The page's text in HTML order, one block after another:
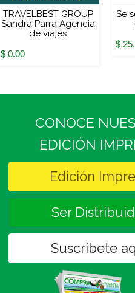
TRAVELBEST GROUP
Sandra Parra Agencia
de viajes
$ 0.00
Se
$
CONOCE
EDICIÓN
Edición
Ser
Suscríbete